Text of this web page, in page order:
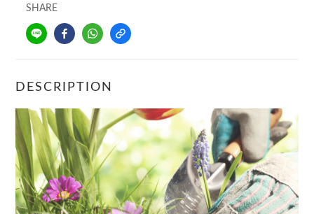
SHARE
DESCRIPTION